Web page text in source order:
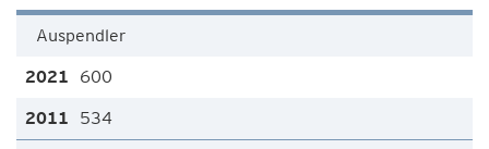
Auspendler
600
534